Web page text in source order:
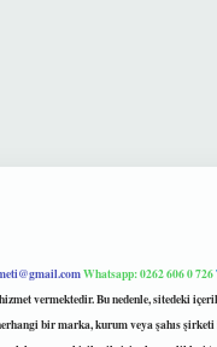
Whatsapp: 0262 606 0 726
vermektedir. Bu nedenle, sitedeki
bir marka, kurum veya şahıs şirketi